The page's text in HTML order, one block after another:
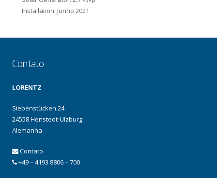
Installation: Junho 2021
Contato
LORENTZ
Siebenstücken 24
24558 Henstedt-Ulzburg
Alemanha
Contato
+49 – 4193 8806 – 700